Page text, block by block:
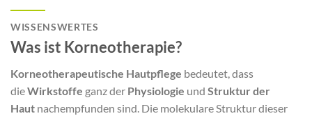
WISSENSWERTES
Was ist Korneotherapie?
Korneotherapeutische Hautpflege bedeutet, dass
dieWirkstoffe ganz der Physiologie und Struktur der
Haut nachempfunden sind. Die molekulare Struktur dieser